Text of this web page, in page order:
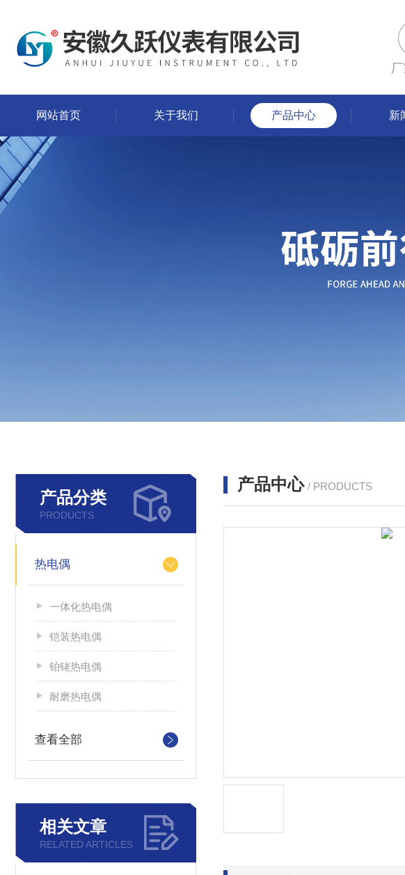
网站首页 关于我们 产品中心 新
产品分类
PRODUCTS
热电偶
一体化热电偶
铠装热电偶
铂铑热电偶
耐磨热电偶
查看全部
相关文章
RELATED ARTICLES
产品中心 / PRODUCTS